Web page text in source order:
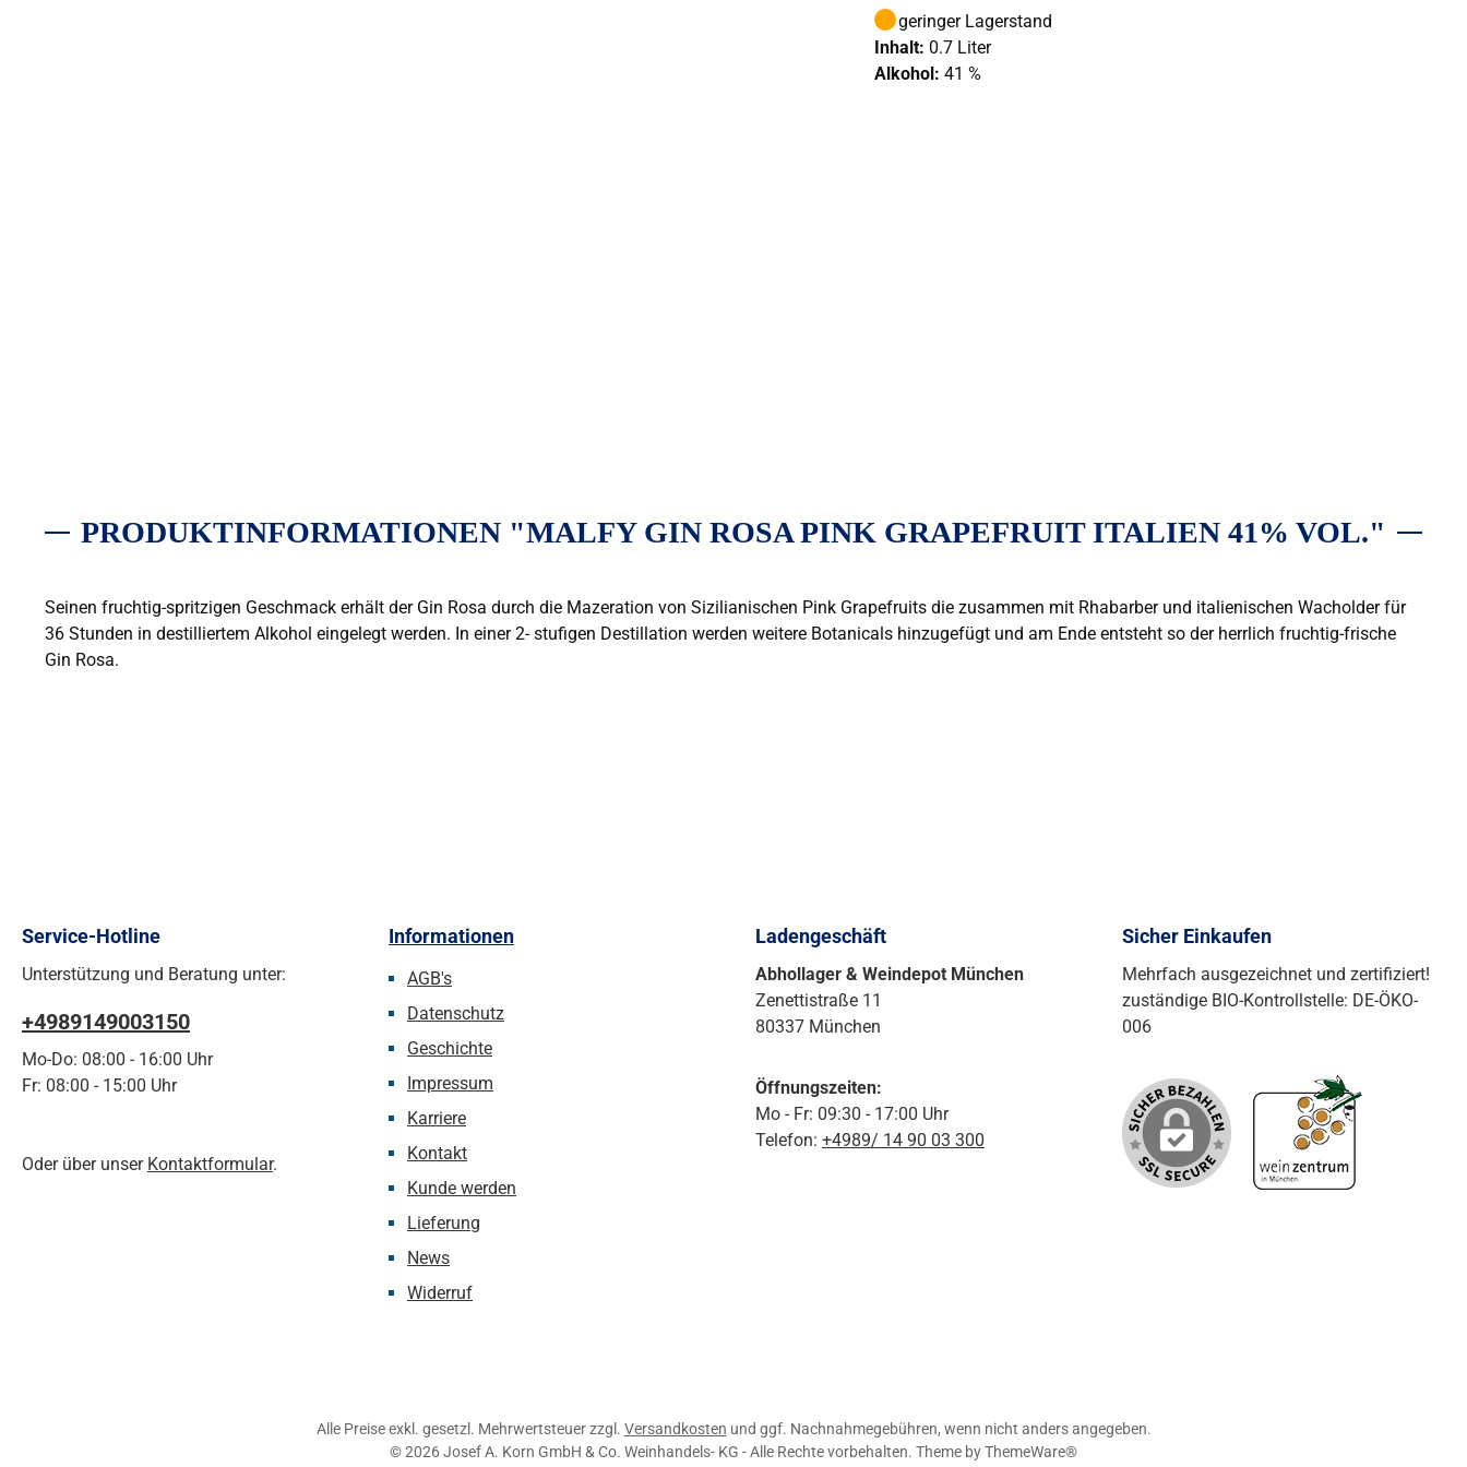
geringer Lagerstand
Inhalt: 0.7 Liter
Alkohol: 41 %
PRODUKTINFORMATIONEN "MALFY GIN ROSA PINK GRAPEFRUIT ITALIEN 41% VOL."
Seinen fruchtig-spritzigen Geschmack erhält der Gin Rosa durch die Mazeration von Sizilianischen Pink Grapefruits die zusammen mit Rhabarber und italienischen Wacholder für
36 Stunden in destilliertem Alkohol eingelegt werden. In einer 2- stufigen Destillation werden weitere Botanicals hinzugefügt und am Ende entsteht so der herrlich fruchtig-frische
Gin Rosa.
Service-Hotline
Unterstützung und Beratung unter:
+4989149003150
Mo-Do: 08:00 - 16:00 Uhr
Fr: 08:00 - 15:00 Uhr
Oder über unser Kontaktformular.
Informationen
AGB's
Datenschutz
Geschichte
Impressum
Karriere
Kontakt
Kunde werden
Lieferung
News
Widerruf
Ladengeschäft
Abhollager & Weindepot München
Zenettistraße 11
80337 München
Öffnungszeiten:
Mo - Fr: 09:30 - 17:00 Uhr
Telefon: +4989/ 14 90 03 300
Sicher Einkaufen
Mehrfach ausgezeichnet und zertifiziert!
zuständige BIO-Kontrollstelle: DE-ÖKO-
006
Alle Preise exkl. gesetzl. Mehrwertsteuer zzgl. Versandkosten und ggf. Nachnahmegebühren, wenn nicht anders angegeben.
© 2026 Josef A. Korn GmbH & Co. Weinhandels- KG - Alle Rechte vorbehalten. Theme byThemeWare®